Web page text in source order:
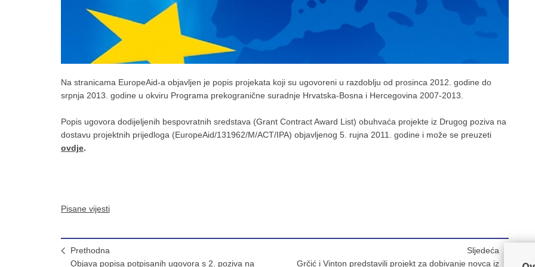
Na stranicama EuropeAid-a objavljen je popis projekata koji su ugovoreni u razdoblju od prosinca 2012. godine do
srpnja 2013. godine u okviru Programa prekogranične suradnje Hrvatska-Bosna i Hercegovina 2007-2013.
Popis ugovora dodijeljenih bespovratnih sredstava (Grant Contract Award List) obuhvaća projekte iz Drugog poziva na
dostavu projektnih prijedloga (EuropeAid/131962/M/ACT/IPA) objavljenog 5. rujna 2011. godine i može se preuzeti
ovdje.
Pisane vijesti
Prethodna
Objava popisa potpisanih ugovora s 2. poziva na
Sljedeća
Grčić i Vinton predstavili projekt za dobivanje novca iz